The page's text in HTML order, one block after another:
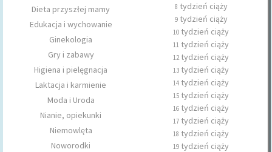
Dieta przyszłej mamy
Edukacja i wychowanie
Ginekologia
Gry i zabawy
Higiena i pielęgnacja
Laktacja i karmienie
Moda i Uroda
Nianie, opiekunki
Niemowlęta
Noworodki
8 tydzień ciąży
9tydzień ciąży
10 tydzień ciąży
11 tydzień ciąży
12tydzień ciąży
13 tydzień ciąży
14 tydzień ciąży
15 tydzień ciąży
16 tydzień ciąży
17 tydzień ciąży
18 tydzień ciąży
19 tydzień ciąży